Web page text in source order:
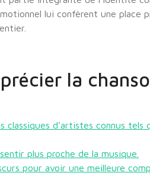
lui confèrent une place
la
classiques d’artistes connus tels
plus proche de la musique.
pour avoir une meilleure